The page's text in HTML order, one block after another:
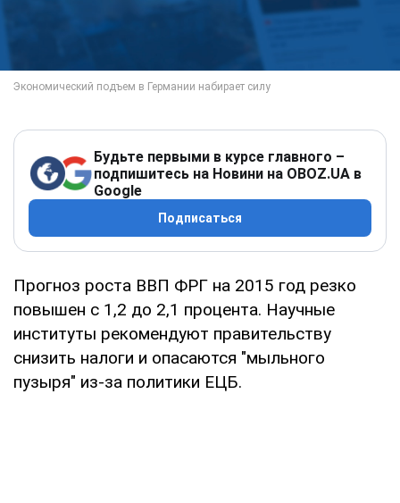
Будьте первыми в курсе главного –
подпишитесь на Новини на OBOZ.UA в
Google
Подписаться
Прогноз роста ВВП ФРГ на 2015 год резко
повышен с 1,2 до 2,1 процента. Научные
институты рекомендуют правительству
снизить налоги и опасаются "мыльного
пузыря" из-за политики ЕЦБ.